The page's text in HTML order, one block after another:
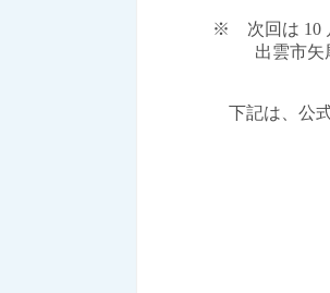
※ 次回は 10
出雲市矢
下記は、公式ライ